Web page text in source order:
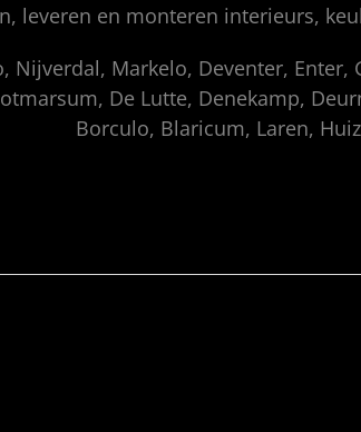
leveren en monteren interieurs,
Nijverdal, Markelo, Deventer,
De Lutte, Denekamp,
Borculo, Blaricum, Laren,